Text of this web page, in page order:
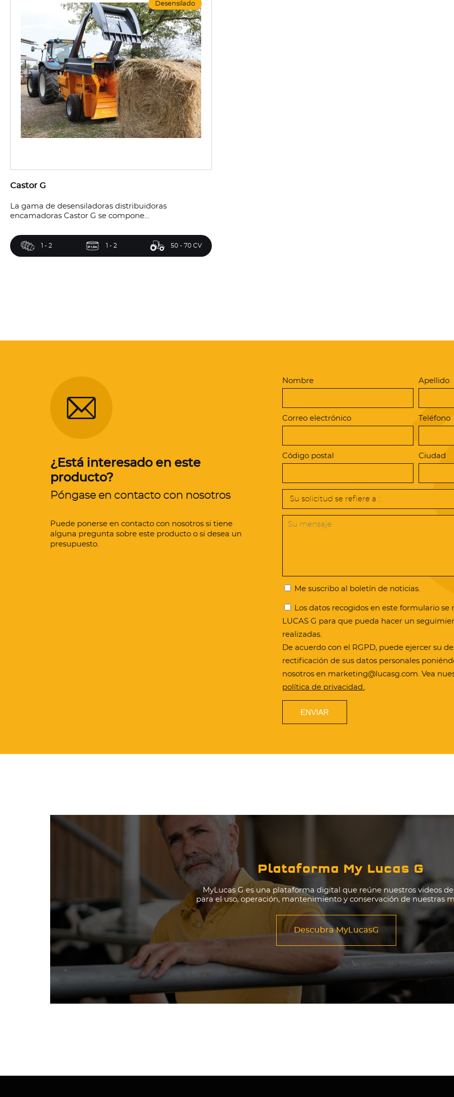
Política de privacidad
Desensilado
Castor G
La gama de desensiladoras distribuidoras
encamadoras Castor G se compone…
1 - 2 1 - 2 50 - 70 CV
¿Está interesado en este
producto?
Póngase en contacto con nosotros
Puede ponerse en contacto con nosotros si tiene
alguna pregunta sobre este producto o si desea un
presupuesto.
Nombre Apellido
Correo electrónico Teléfono
Código postal Ciudad
Me suscribo al boletín de noticias.
Los datos recogidos en este formulario se
LUCAS G para que pueda hacer un
realizadas.
De acuerdo con el RGPD, puede ejercer su
rectificación de sus datos personales
nosotros en marketing@lucasg.com. Vea
política de privacidad..
Plataforma My Lucas G
MyLucas G es una plataforma digital que reúne nuestros videos
para el uso, operación, mantenimiento y conservación de nuestras
Descubra MyLucasG